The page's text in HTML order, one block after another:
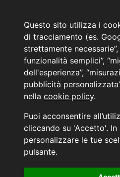
Questo sito utilizza i
di tracciamento (es.
strettamente
funzionalità semplici”,
dell'esperienza”,
pubblicità
nella cookie policy.
Puoi acconsentire
cliccando su 'Accetto'.
personalizzare le tue
pulsante.
PRENOTA IL TUO INTERVENTO DI
PRENOTA LA REVISIONE DELLA TUA
Consulente Online Usato: 0805608980
Consulente Online Hyundai: 0805608985
AUTO PLANET BARI SRL | BARI, via
Generata in 0,08
INFORMATIVA AI SENSI DELL'ART.